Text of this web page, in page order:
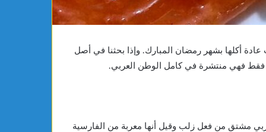
أكلها بشهر رمضان المبارك. وإذا بحثنا في أصل
فقط فهي منتشرة في كامل الوطن العربي.
مشتق من فعل زلب وقيل أنها معربة من الفارسية
16
سنة